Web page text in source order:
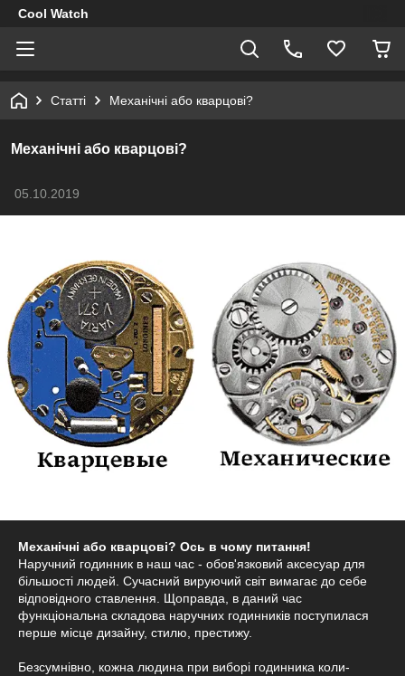
Cool Watch
Статті Механічні або кварцові?
Механічні або кварцові?
05.10.2019
Механічні або кварцові? Ось в чому питання!
Наручний годинник в наш час - обов'язковий аксесуар для
більшості людей. Сучасний вируючий світ вимагає до себе
відповідного ставлення. Щоправда, в даний час
функціональна складова наручних годинників поступилася
перше місце дизайну, стилю, престижу.
Безсумнівно, кожна людина при виборі годинника коли-